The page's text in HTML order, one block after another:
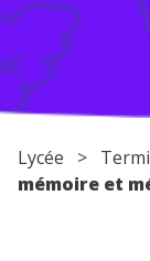
Conseils
Lycée >
mémoire et